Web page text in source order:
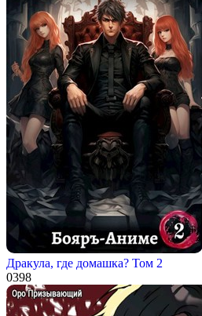
Дракула, где домашка? Том 2
0398